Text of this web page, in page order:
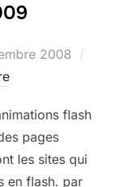
2008
flash
pages
les sites qui
en flash. par